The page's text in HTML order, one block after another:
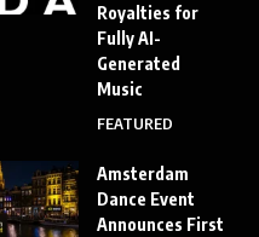
Royalties for
Fully AI-
Generated
Music
FEATURED
Amsterdam
Dance Event
Announces First